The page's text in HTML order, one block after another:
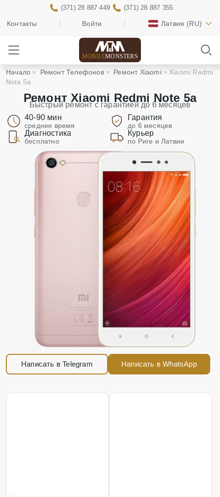
Контакты Войти Латвия (RU)
(371) 28 887 449 (371) 28 887 355
MOBILEMONSTERS
Начало Ремонт Телефонов Ремонт Xiaomi
Xiaomi Redmi
Note 5a
Ремонт Xiaomi Redmi Note 5a
Быстрый ремонт с гарантией до 6 месяцев
40-90 мин
среднее время
Гарантия
до 6 месяцев
Диагностика
бесплатно
Курьер
по Риге и Латвии
Написать в Telegram Написать в WhatsApp